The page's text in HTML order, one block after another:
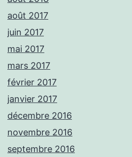
août 2017
juin 2017
mai 2017
mars 2017
février 2017
janvier 2017
décembre 2016
novembre 2016
septembre 2016